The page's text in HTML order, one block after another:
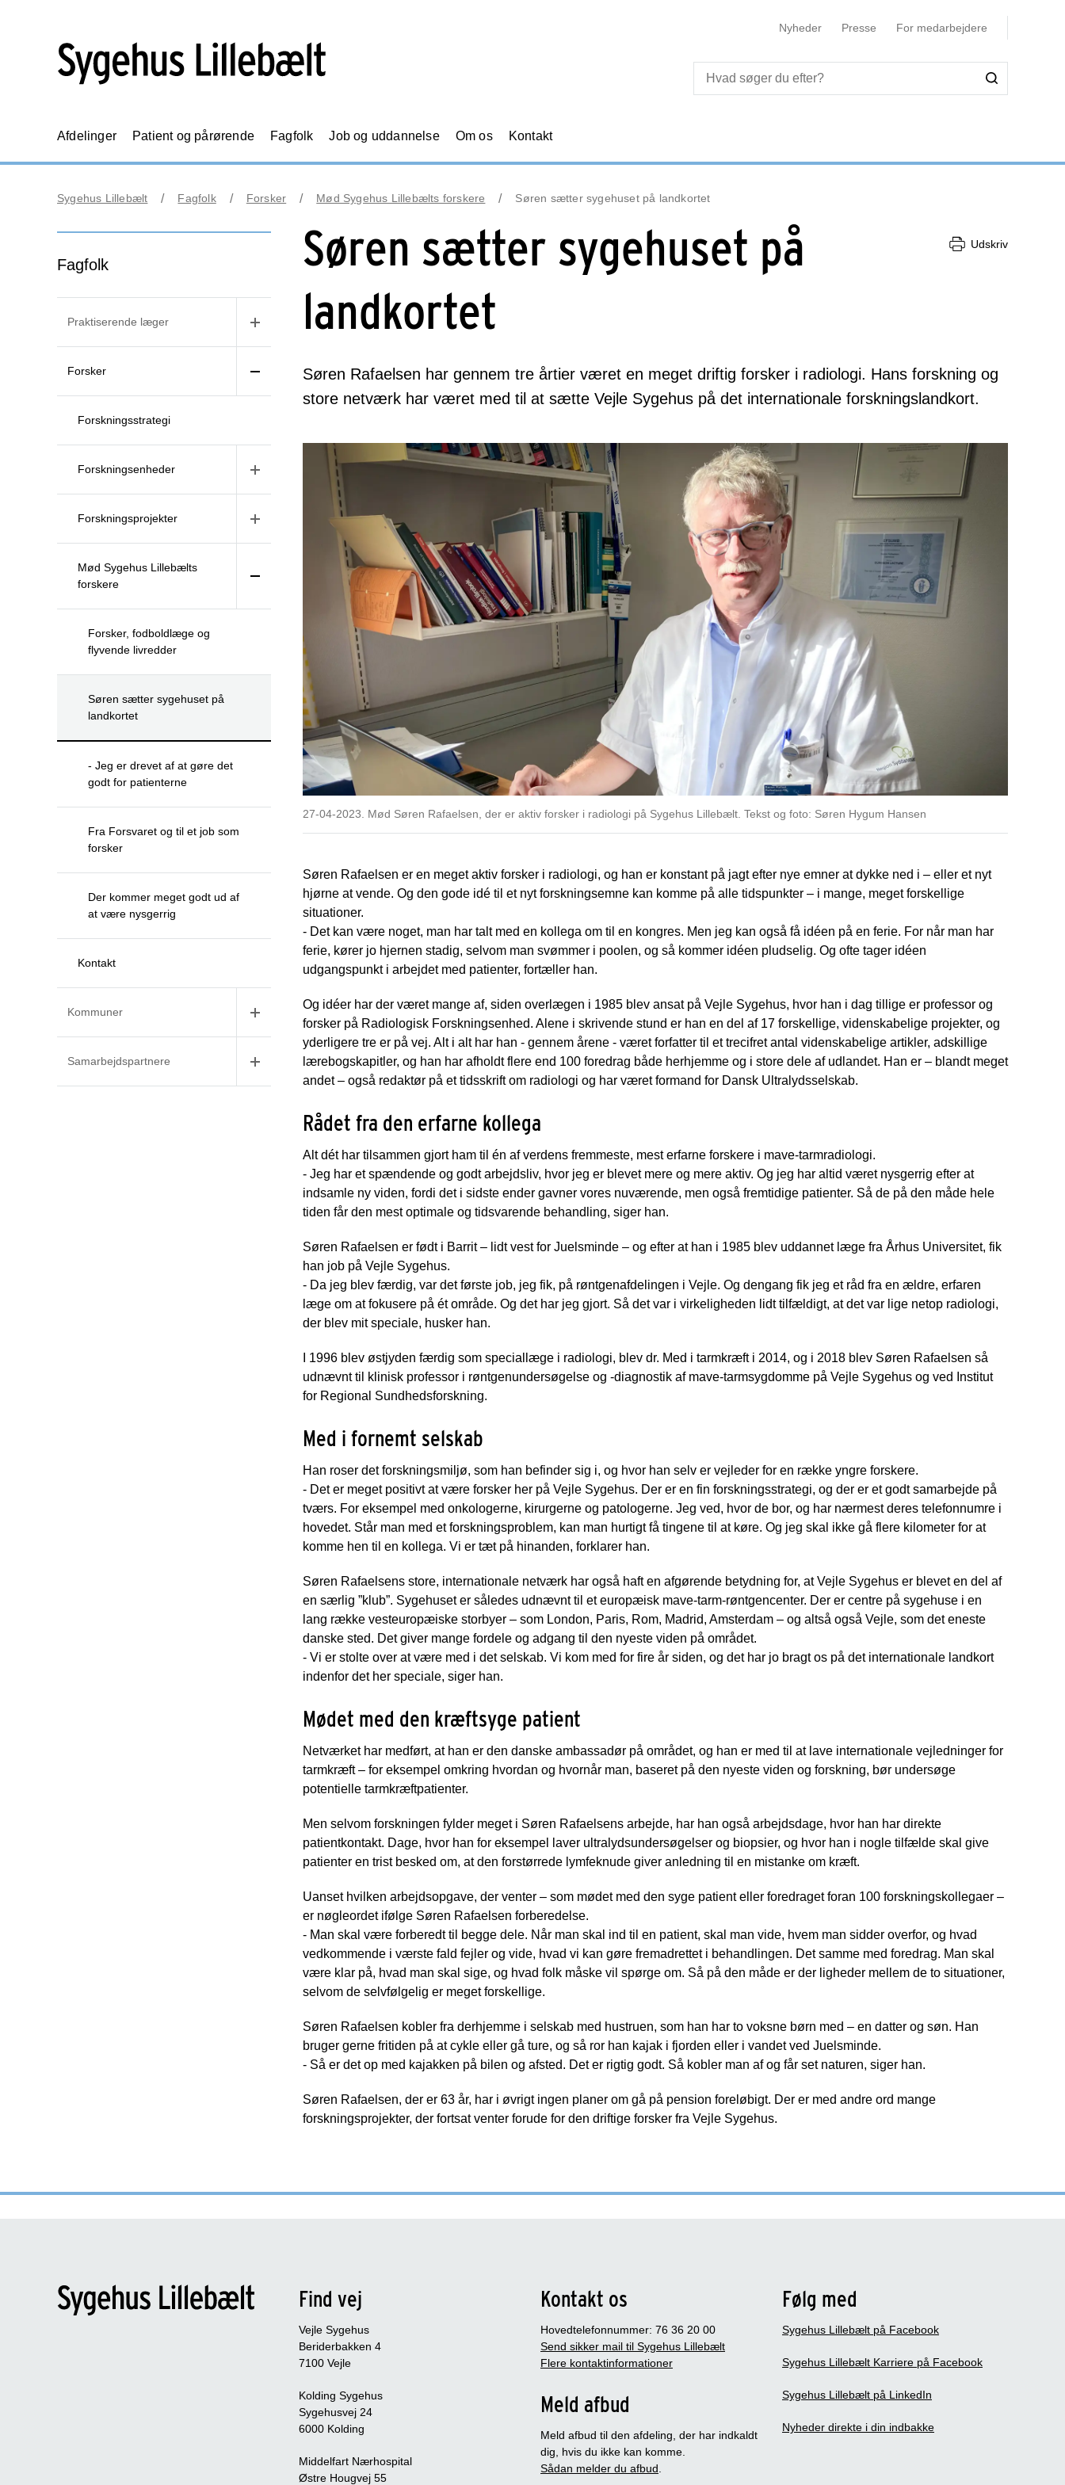
Nyheder Presse For medarbejdere
Afdelinger Patient og pårørende Fagfolk Job og uddannelse Om os Kontakt
Sygehus Lillebælt Fagfolk Forsker Mød Sygehus Lillebælts forskere Søren sætter sygehuset på landkortet
Fagfolk
Praktiserende læger
Forsker
Forskningsstrategi
Forskningsenheder
Forskningsprojekter
Mød Sygehus Lillebælts
forskere
Forsker, fodboldlæge og
flyvende livredder
Søren sætter sygehuset på
landkortet
- Jeg er drevet af at gøre det
godt for patienterne
Fra Forsvaret og til et job som
forsker
Der kommer meget godt ud af
at være nysgerrig
Kontakt
Kommuner
Samarbejdspartnere
Søren sætter sygehuset på
landkortet
Udskriv
Søren Rafaelsen har gennem tre årtier været en meget driftig forsker i radiologi. Hans forskning og
store netværk har været med til at sætte Vejle Sygehus på det internationale forskningslandkort.
27-04-2023. Mød Søren Rafaelsen, der er aktiv forsker i radiologi på Sygehus Lillebælt. Tekst og foto: Søren Hygum Hansen
Søren Rafaelsen er en meget aktiv forsker i radiologi, og han er konstant på jagt efter nye emner at dykke ned i – eller et nyt
hjørne at vende. Og den gode idé til et nyt forskningsemne kan komme på alle tidspunkter – i mange, meget forskellige
situationer.
- Det kan være noget, man har talt med en kollega om til en kongres. Men jeg kan også få idéen på en ferie. For når man har
ferie, kører jo hjernen stadig, selvom man svømmer i poolen, og så kommer idéen pludselig. Og ofte tager idéen
udgangspunkt i arbejdet med patienter, fortæller han.
Og idéer har der været mange af, siden overlægen i 1985 blev ansat på Vejle Sygehus, hvor han i dag tillige er professor og
forsker på Radiologisk Forskningsenhed. Alene i skrivende stund er han en del af 17 forskellige, videnskabelige projekter, og
yderligere tre er på vej. Alt i alt har han - gennem årene - været forfatter til et trecifret antal videnskabelige artikler, adskillige
lærebogskapitler, og han har afholdt flere end 100 foredrag både herhjemme og i store dele af udlandet. Han er – blandt meget
andet – også redaktør på et tidsskrift om radiologi og har været formand for Dansk Ultralydsselskab.
Rådet fra den erfarne kollega
Alt dét har tilsammen gjort ham til én af verdens fremmeste, mest erfarne forskere i mave-tarmradiologi.
- Jeg har et spændende og godt arbejdsliv, hvor jeg er blevet mere og mere aktiv. Og jeg har altid været nysgerrig efter at
indsamle ny viden, fordi det i sidste ender gavner vores nuværende, men også fremtidige patienter. Så de på den måde hele
tiden får den mest optimale og tidsvarende behandling, siger han.
Søren Rafaelsen er født i Barrit – lidt vest for Juelsminde – og efter at han i 1985 blev uddannet læge fra Århus Universitet, fik
han job på Vejle Sygehus.
- Da jeg blev færdig, var det første job, jeg fik, på røntgenafdelingen i Vejle. Og dengang fik jeg et råd fra en ældre, erfaren
læge om at fokusere på ét område. Og det har jeg gjort. Så det var i virkeligheden lidt tilfældigt, at det var lige netop radiologi,
der blev mit speciale, husker han.
I 1996 blev østjyden færdig som speciallæge i radiologi, blev dr. Med i tarmkræft i 2014, og i 2018 blev Søren Rafaelsen så
udnævnt til klinisk professor i røntgenundersøgelse og -diagnostik af mave-tarmsygdomme på Vejle Sygehus og ved Institut
for Regional Sundhedsforskning.
Med i fornemt selskab
Han roser det forskningsmiljø, som han befinder sig i, og hvor han selv er vejleder for en række yngre forskere.
- Det er meget positivt at være forsker her på Vejle Sygehus. Der er en fin forskningsstrategi, og der er et godt samarbejde på
tværs. For eksempel med onkologerne, kirurgerne og patologerne. Jeg ved, hvor de bor, og har nærmest deres telefonnumre i
hovedet. Står man med et forskningsproblem, kan man hurtigt få tingene til at køre. Og jeg skal ikke gå flere kilometer for at
komme hen til en kollega. Vi er tæt på hinanden, forklarer han.
Søren Rafaelsens store, internationale netværk har også haft en afgørende betydning for, at Vejle Sygehus er blevet en del af
en særlig ”klub”. Sygehuset er således udnævnt til et europæisk mave-tarm-røntgencenter. Der er centre på sygehuse i en
lang række vesteuropæiske storbyer – som London, Paris, Rom, Madrid, Amsterdam – og altså også Vejle, som det eneste
danske sted. Det giver mange fordele og adgang til den nyeste viden på området.
- Vi er stolte over at være med i det selskab. Vi kom med for fire år siden, og det har jo bragt os på det internationale landkort
indenfor det her speciale, siger han.
Mødet med den kræftsyge patient
Netværket har medført, at han er den danske ambassadør på området, og han er med til at lave internationale vejledninger for
tarmkræft – for eksempel omkring hvordan og hvornår man, baseret på den nyeste viden og forskning, bør undersøge
potentielle tarmkræftpatienter.
Men selvom forskningen fylder meget i Søren Rafaelsens arbejde, har han også arbejdsdage, hvor han har direkte
patientkontakt. Dage, hvor han for eksempel laver ultralydsundersøgelser og biopsier, og hvor han i nogle tilfælde skal give
patienter en trist besked om, at den forstørrede lymfeknude giver anledning til en mistanke om kræft.
Uanset hvilken arbejdsopgave, der venter – som mødet med den syge patient eller foredraget foran 100 forskningskollegaer –
er nøgleordet ifølge Søren Rafaelsen forberedelse.
- Man skal være forberedt til begge dele. Når man skal ind til en patient, skal man vide, hvem man sidder overfor, og hvad
vedkommende i værste fald fejler og vide, hvad vi kan gøre fremadrettet i behandlingen. Det samme med foredrag. Man skal
være klar på, hvad man skal sige, og hvad folk måske vil spørge om. Så på den måde er der ligheder mellem de to situationer,
selvom de selvfølgelig er meget forskellige.
Søren Rafaelsen kobler fra derhjemme i selskab med hustruen, som han har to voksne børn med – en datter og søn. Han
bruger gerne fritiden på at cykle eller gå ture, og så ror han kajak i fjorden eller i vandet ved Juelsminde.
- Så er det op med kajakken på bilen og afsted. Det er rigtig godt. Så kobler man af og får set naturen, siger han.
Søren Rafaelsen, der er 63 år, har i øvrigt ingen planer om gå på pension foreløbigt. Der er med andre ord mange
forskningsprojekter, der fortsat venter forude for den driftige forsker fra Vejle Sygehus.
Find vej
Vejle Sygehus
Beriderbakken 4
7100 Vejle
Kolding Sygehus
Sygehusvej 24
6000 Kolding
Middelfart Nærhospital
Østre Hougvej 55
Kontakt os
Hovedtelefonnummer: 76 36 20 00
Send sikker mail til Sygehus Lillebælt
Flere kontaktinformationer
Meld afbud
Meld afbud til den afdeling, der har indkaldt
dig, hvis du ikke kan komme.
Sådan melder du afbud
Følg med
Sygehus Lillebælt på Facebook
Sygehus Lillebælt Karriere på Facebook
Sygehus Lillebælt på LinkedIn
Nyheder direkte i din indbakke